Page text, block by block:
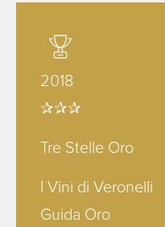
2018
✰✰✰
Tre Stelle Oro
I Vini di Veronelli
Guida Oro